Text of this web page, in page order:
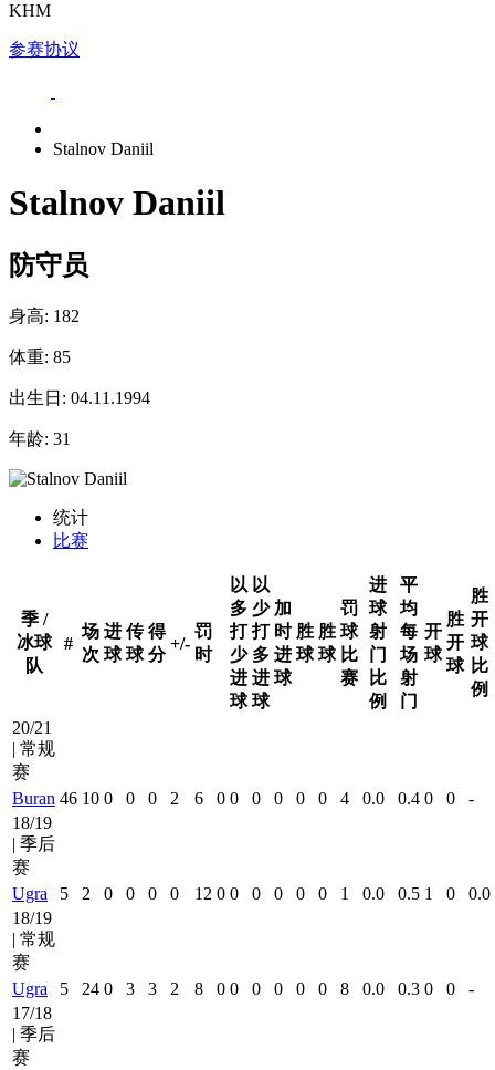
KHM
参赛协议
Stalnov Daniil
Stalnov Daniil
防守员
身高: 182
体重: 85
出生日: 04.11.1994
年龄: 31
统计
比赛
季 /
冰球
队
#
场
次
进
球
传
球
得
分
+/-
罚
时
以
多
打
少
进
球
以
少
打
多
进
球
加
时
进
球
胜
球
胜
球
罚
球
比
赛
进
球
射
门
比
例
平
均
每
场
射
门
开
球
胜
开
球
胜
开
球
比
例
20/21
| 常规
赛
Buran 46 10 0 0 0 2 6 0 0 0 0 0 0 4 0.0 0.4 0 0
-
18/19
| 季后
赛
Ugra
5 2 0 0 0 0 12 0 0 0 0 0 0 1 0.0 0.5 1 0
0.0
18/19
| 常规
赛
Ugra
5 24 0 3 3 2 8 0 0 0 0 0 0 8 0.0 0.3 0 0
-
17/18
| 季后
赛